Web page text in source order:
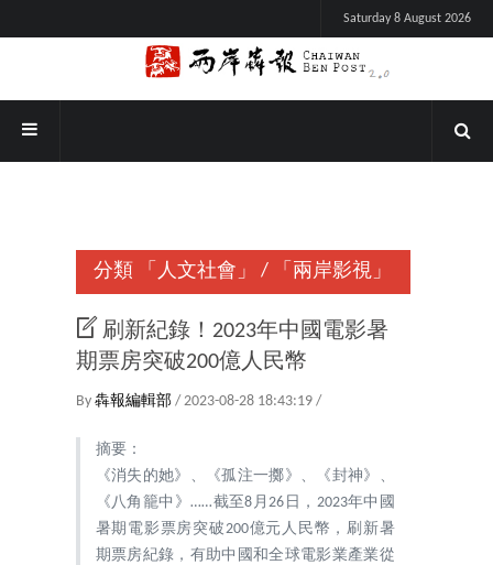
Saturday 8 August 2026
分類 「人文社會」 / 「兩岸影視」
刷新紀錄！2023年中國電影暑
期票房突破200億人民幣
By 犇報編輯部 / 2023-08-28 18:43:19 /
摘要：
《消失的她》、《孤注一擲》、《封神》、
《八角籠中》……截至8月26日，2023年中國
暑期電影票房突破200億元人民幣，刷新暑
期票房紀錄，有助中國和全球電影業產業從